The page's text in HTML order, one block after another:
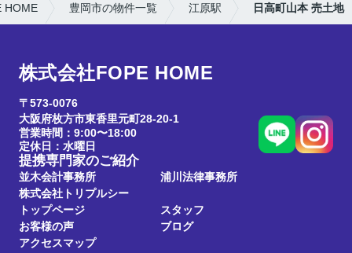
HOME 豊岡市の物件一覧 江原駅 日高町山本 売土地
株式会社FOPE HOME
〒573-0076
大阪府枚方市東香里元町28-20-1
営業時間：9:00〜18:00
定休日：水曜日
提携専門家のご紹介
並木会計事務所
浦川法律事務所
株式会社トリプルシー
トップページ
スタッフ
お客様の声
ブログ
アクセスマップ